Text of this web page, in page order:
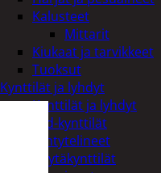
Kalusteet
Mittarit
Kiukaat ja tarvikkeet
Tuoksut
Kynttilät ja lyhdyt
Kynttilät ja lyhdyt
Led-kynttilät
Lyhtytelineet
Pöytäkynttilät